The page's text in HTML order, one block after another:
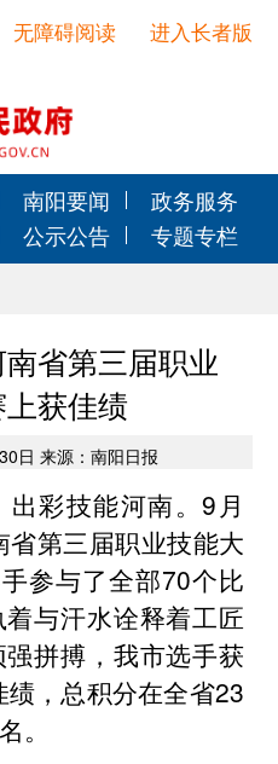
进入长者版
无障碍阅读
南阳要闻
政务服务
公示公告
专题专栏
省第三届职业
获佳绩
日 来源：南阳日报
出彩技能河南。9月
第三届职业技能大
参与了全部70个比
与汗水诠释着工匠
拼搏，我市选手获
，总积分在全省23
。